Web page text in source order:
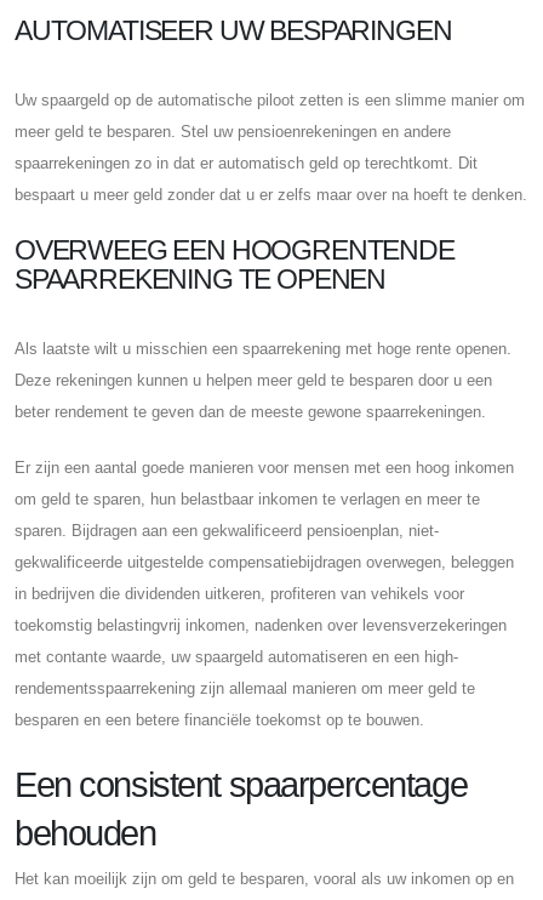
AUTOMATISEER UW BESPARINGEN
Uw spaargeld op de automatische piloot zetten is een slimme manier om
meer geld te besparen. Stel uw pensioenrekeningen en andere
spaarrekeningen zo in dat er automatisch geld op terechtkomt. Dit
bespaart u meer geld zonder dat u er zelfs maar over na hoeft te denken.
OVERWEEG EEN HOOGRENTENDE
SPAARREKENING TE OPENEN
Als laatste wilt u misschien een spaarrekening met hoge rente openen.
Deze rekeningen kunnen u helpen meer geld te besparen door u een
beter rendement te geven dan de meeste gewone spaarrekeningen.
Er zijn een aantal goede manieren voor mensen met een hoog inkomen
om geld te sparen, hun belastbaar inkomen te verlagen en meer te
sparen. Bijdragen aan een gekwalificeerd pensioenplan, niet-
gekwalificeerde uitgestelde compensatiebijdragen overwegen, beleggen
in bedrijven die dividenden uitkeren, profiteren van vehikels voor
toekomstig belastingvrij inkomen, nadenken over levensverzekeringen
met contante waarde, uw spaargeld automatiseren en een high-
rendementsspaarrekening zijn allemaal manieren om meer geld te
besparen en een betere financiële toekomst op te bouwen.
Een consistent spaarpercentage
behouden
Het kan moeilijk zijn om geld te besparen, vooral als uw inkomen op en